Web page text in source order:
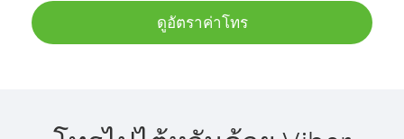
ดูอัตราค่าโทร